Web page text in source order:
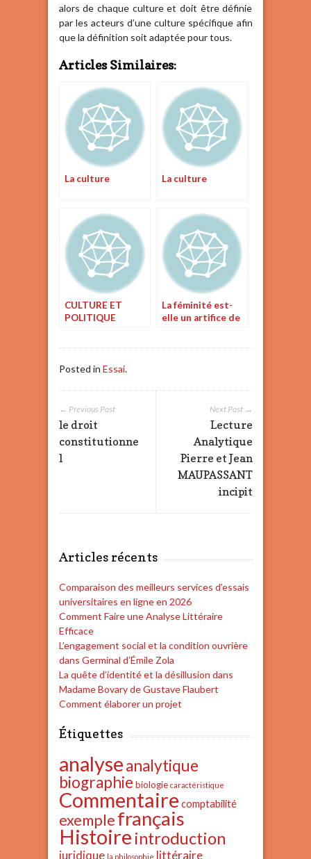
alors de chaque culture et doit être définie
par les acteurs d’une culture spécifique afin
que la définition soit adaptée pour tous.
Articles Similaires:
La culture La culture
CULTURE ET
POLITIQUE
La féminité est-
elle un artifice de
Posted in Essai.
Next Post →
Lecture
Analytique
Pierre et Jean
MAUPASSANT
incipit
← Previous Post
le droit
constitutionne
l
Articles récents
Comparaison des meilleurs services d’essais
universitaires en ligne en 2026
Comment Faire une Analyse Littéraire
Efficace
L’engagement social et la condition ouvrière
dans Germinal d’Émile Zola
La quête d’identité et la désillusion dans
Madame Bovary de Gustave Flaubert
Comment élaborer un projet
Étiquettes
analyseanalytique
biographie biologie caractéristique
Commentaire comptabilité
exemplefrançais
Histoire introduction
juridique la philosophie littéraire